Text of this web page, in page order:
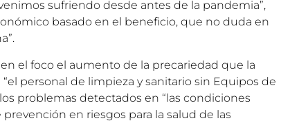
sufriendo desde antes de la pandemia”,
basado en el beneficio, que no duda en
el foco el aumento de la precariedad que la
personal de limpieza y sanitario sin Equipos de
problemas detectados en “las condiciones
en riesgos para la salud de las